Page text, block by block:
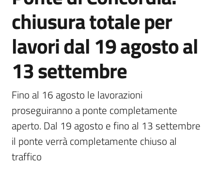
Servizi
Vivere
Concordia
Periodico
Concordia
Comune
Sportello
chiusura totale per
lavori dal 19 agosto al
13 settembre
Fino al 16 agosto le lavorazioni
proseguiranno a ponte completamente
aperto. Dal 19 agosto e fino al 13 settembre
il ponte verrà completamente chiuso al
traffico